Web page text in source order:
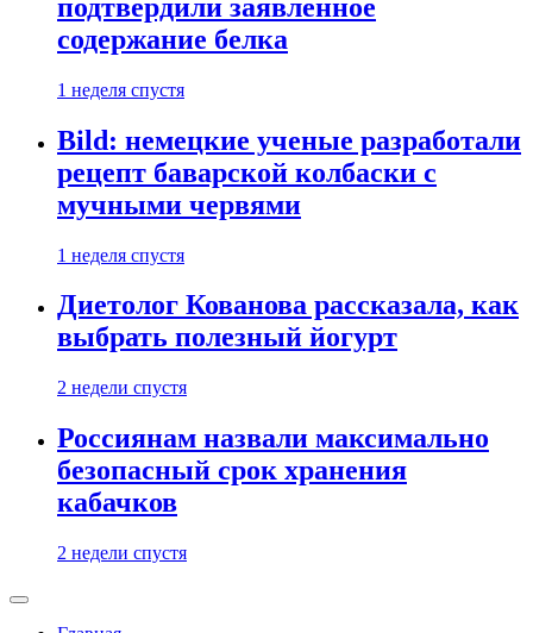
подтвердили заявленное
содержание белка
1 неделя спустя
Bild: немецкие ученые разработали
рецепт баварской колбаски с
мучными червями
1 неделя спустя
Диетолог Кованова рассказала, как
выбрать полезный йогурт
2 недели спустя
Россиянам назвали максимально
безопасный срок хранения
кабачков
2 недели спустя